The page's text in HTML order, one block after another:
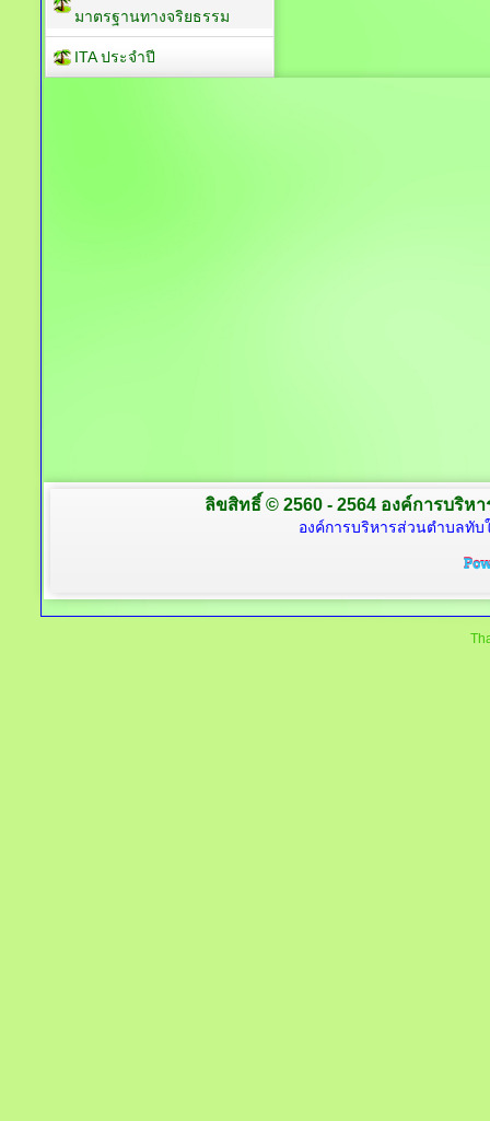
มาตรฐานทางจริยธรรม
ITA ประจำปี
ลิขสิทธิ์ © 2560 - 2564 องค์การบริห
องค์การบริหารส่วนตำบลทับ